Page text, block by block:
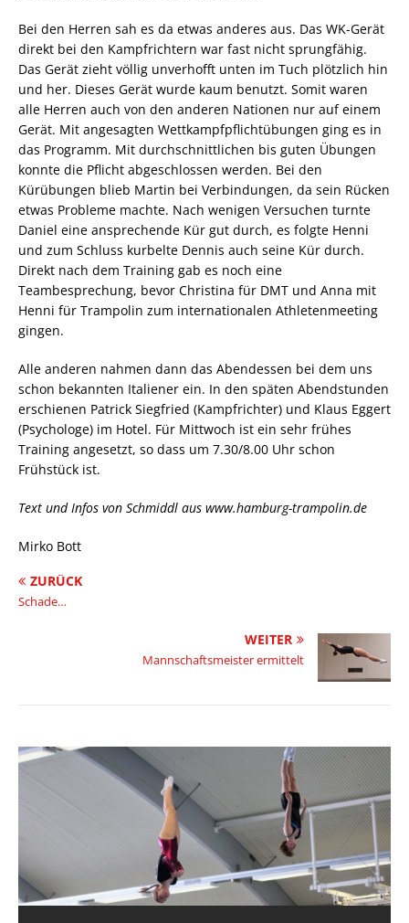
Bei den Herren sah es da etwas anderes aus. Das WK-Gerät
direkt bei den Kampfrichtern war fast nicht sprungfähig.
Das Gerät zieht völlig unverhofft unten im Tuch plötzlich hin
und her. Dieses Gerät wurde kaum benutzt. Somit waren
alle Herren auch von den anderen Nationen nur auf einem
Gerät. Mit angesagten Wettkampfpflichtübungen ging es in
das Programm. Mit durchschnittlichen bis guten Übungen
konnte die Pflicht abgeschlossen werden. Bei den
Kürübungen blieb Martin bei Verbindungen, da sein Rücken
etwas Probleme machte. Nach wenigen Versuchen turnte
Daniel eine ansprechende Kür gut durch, es folgte Henni
und zum Schluss kurbelte Dennis auch seine Kür durch.
Direkt nach dem Training gab es noch eine
Teambesprechung, bevor Christina für DMT und Anna mit
Henni für Trampolin zum internationalen Athletenmeeting
gingen.
Alle anderen nahmen dann das Abendessen bei dem uns
schon bekannten Italiener ein. In den späten Abendstunden
erschienen Patrick Siegfried (Kampfrichter) und Klaus Eggert
(Psychologe) im Hotel. Für Mittwoch ist ein sehr frühes
Training angesetzt, so dass um 7.30/8.00 Uhr schon
Frühstück ist.
Text und Infos von Schmiddl aus www.hamburg-trampolin.de
Mirko Bott
ZURÜCK
Schade…
WEITER
Mannschaftsmeister ermittelt